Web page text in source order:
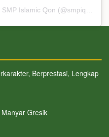
Sebuah kiriman dibagikan oleh SMP Islamic Qon (@smpiqon)
Berprestasi, Lengkap
Gresik